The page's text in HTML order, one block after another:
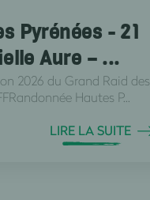
Pyrénées - 21
Aure – ...
2026 du Grand Raid des
Hautes P...
LIRE LA SUITE